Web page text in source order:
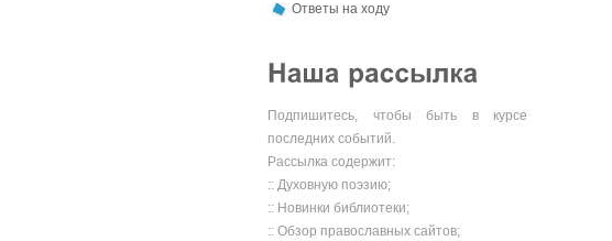
Ответы на ходу
Подпишитесь, чтобы быть в курсе
последних событий.
Рассылка содержит:
:: Духовную поэзию;
:: Новинки библиотеки;
:: Обзор православных сайтов;